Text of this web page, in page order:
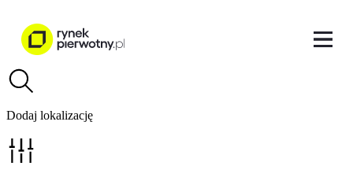
Dodaj lokalizację